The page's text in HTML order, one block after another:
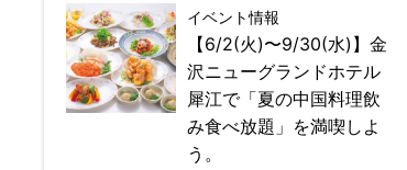
イベント情報
【6/2(火)〜9/30(水)】金
沢ニューグランドホテル
犀江で「夏の中国料理飲
み食べ放題」を満喫しよ
う。